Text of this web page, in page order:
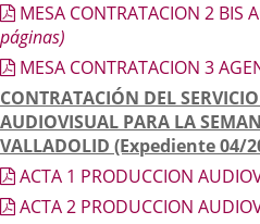
MESA CONTRATACION 2 BIS
páginas)
MESA CONTRATACION 3
CONTRATACIÓN DEL
AUDIOVISUAL PARA LA
VALLADOLID (Expediente 04/
ACTA 1 PRODUCCION
ACTA 2 PRODUCCION